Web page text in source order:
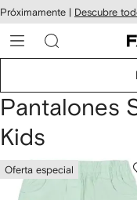
al
Próximamente | Descubre
Pantalones
Kids
Oferta especial